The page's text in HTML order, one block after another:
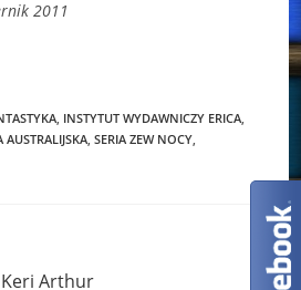
2011
INSTYTUT WYDAWNICZY ERICA
AUSTRALIJSKA SERIA ZEW NOCY
Keri Arthur